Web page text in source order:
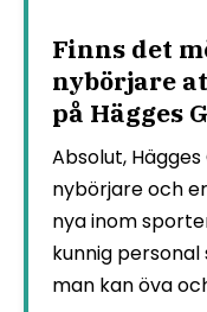
Finns det
nybörjare
på Hägges
Absolut,
nybörjare och
nya inom
kunnig
man kan öva